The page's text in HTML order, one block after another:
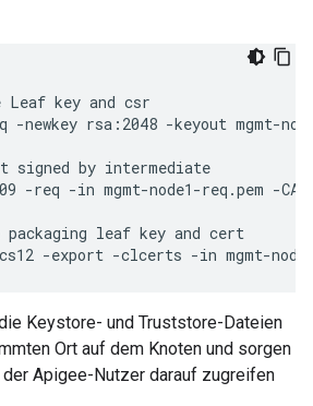
Leaf key and csr
-newkey rsa:2048 -keyout mgmt-
signed by intermediate
-req -in mgmt-node1-req.pem -
packaging leaf key and cert
Keystore- und Truststore-Dateien
Ort auf dem Knoten und sorgen
Apigee-Nutzer darauf zugreifen